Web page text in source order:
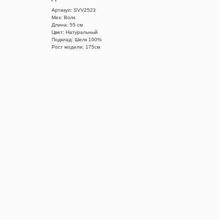
Артикул: SVV2523
Мех: Волк
Длина: 55 см
Цвет: Натуральный
Подклад: Шелк 100%
Рост модели: 175см